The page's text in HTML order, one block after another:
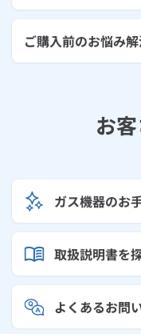
ご購入前のお悩み
お
ガス機器のお
取扱説明書を
よくあるお問